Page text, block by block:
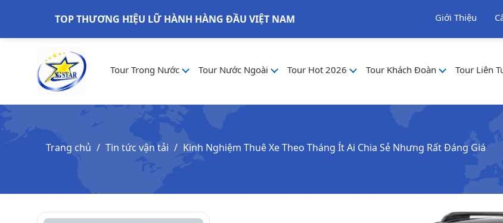
TOP THƯƠNG HIỆU LỮ HÀNH HÀNG ĐẦU VIỆT NAM Giới Thiệu
Tour Trong Nước Tour Nước Ngoài Tour Hot 2026 Tour Khách Đoàn Tour Liên
Trang chủ Tin tức vận tải Kinh Nghiệm Thuê Xe Theo Tháng Ít Ai Chia Sẻ Nhưng Rất Đáng Giá